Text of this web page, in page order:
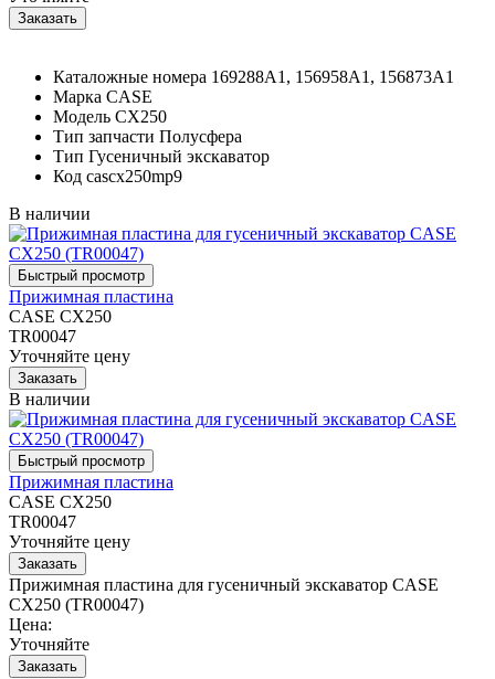
Каталожные номера 169288A1, 156958A1, 156873A1
Марка CASE
Модель CX250
Тип запчасти Полусфера
Тип Гусеничный экскаватор
Код cascx250mp9
В наличии
Прижимная пластина
CASE CX250
TR00047
Уточняйте цену
В наличии
Прижимная пластина
CASE CX250
TR00047
Уточняйте цену
Прижимная пластина для гусеничный экскаватор CASE
CX250 (TR00047)
Цена:
Уточняйте